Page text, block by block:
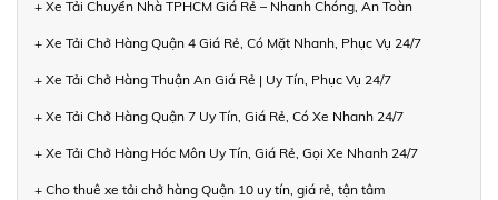
+ Xe Tải Chuyển Nhà TPHCM Giá Rẻ – Nhanh Chóng, An Toàn
+ Xe Tải Chở Hàng Quận 4 Giá Rẻ, Có Mặt Nhanh, Phục Vụ 24/7
+ Xe Tải Chở Hàng Thuận An Giá Rẻ | Uy Tín, Phục Vụ 24/7
+ Xe Tải Chở Hàng Quận 7 Uy Tín, Giá Rẻ, Có Xe Nhanh 24/7
+ Xe Tải Chở Hàng Hóc Môn Uy Tín, Giá Rẻ, Gọi Xe Nhanh 24/7
+ Cho thuê xe tải chở hàng Quận 10 uy tín, giá rẻ, tận tâm